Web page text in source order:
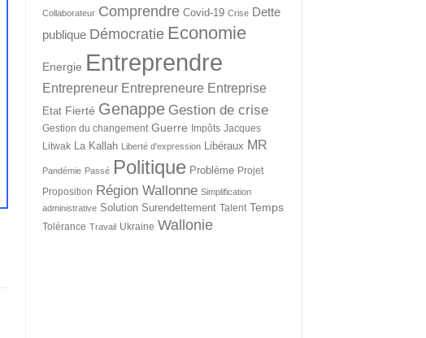
Collaborateur Comprendre Covid-19 Crise Dette
publique Démocratie Economie
Energie Entreprendre
Entrepreneur Entrepreneure Entreprise
Etat Fierté Genappe Gestion de crise
Gestion du changement Guerre Impôts Jacques
Litwak La Kallah Liberté d'expression Libéraux MR
Pandémie Passé Politique Problème Projet
Proposition Région Wallonne Simplification
administrative Solution Surendettement Talent Temps
Tolérance Travail Ukraine Wallonie